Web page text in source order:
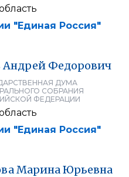
"Единая Россия"
Андрей Федорович
ДУМА
СОБРАНИЯ
ФЕДЕРАЦИИ
"Единая Россия"
Марина Юрьевна